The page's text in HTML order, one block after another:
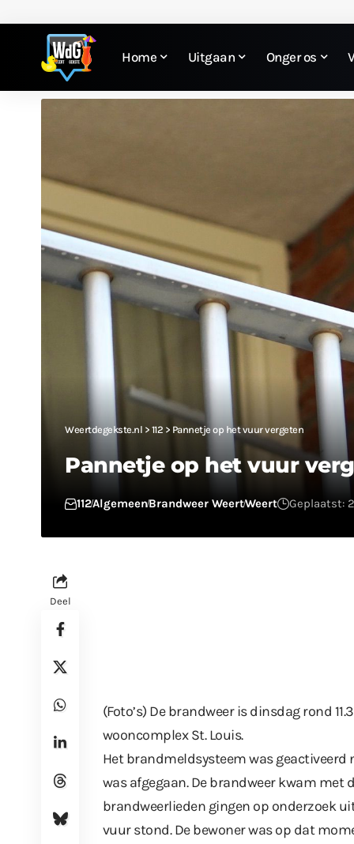
Home Uitgaan Onger os
Weertdegekste.nl > 112 > Pannetje op het vuur vergeten
Pannetje op het vuur
112AlgemeenBrandweer WeertWeert Geplaatst:
Deel
(Foto’s) De brandweer is dinsdag rond
wooncomplex St. Louis.
Het brandmeldsysteem was
was afgegaan. De brandweer kwam met
brandweerlieden gingen op onderzoek
vuur stond. De bewoner was op dat